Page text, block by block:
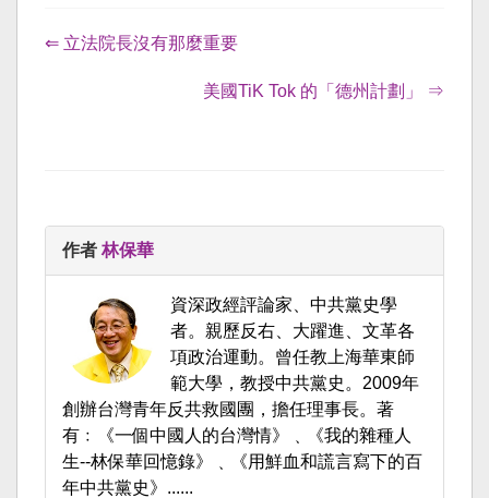
⇐ 立法院長沒有那麼重要
美國TiK Tok 的「德州計劃」 ⇒
作者 林保華
資深政經評論家、中共黨史學
者。親歷反右、大躍進、文革各
項政治運動。曾任教上海華東師
範大學，教授中共黨史。2009年
創辦台灣青年反共救國團，擔任理事長。著
有﹕《一個中國人的台灣情》﹑《我的雜種人
生--林保華回憶錄》﹑《用鮮血和謊言寫下的百
年中共黨史》......